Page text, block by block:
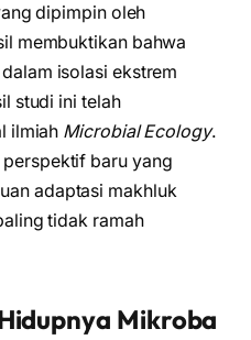
dipimpin oleh
membuktikan bahwa
isolasi ekstrem
studi ini telah
ilmiah Microbial Ecology.
perspektif baru yang
adaptasi makhluk
tidak ramah
Mikroba